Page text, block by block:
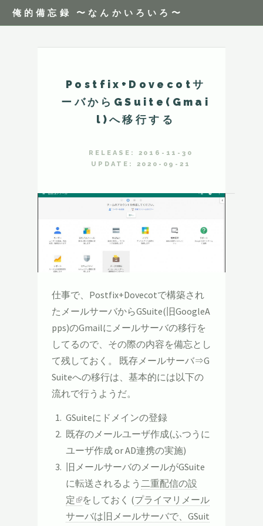
俺的備忘録 〜なんかいろいろ〜
Postfix+Dovecotサ
ーバからGSuite(Gmai
l)へ移行する
RELEASE: 2016-11-30
UPDATE: 2020-09-21
仕事で、Postfix+Dovecotで構築され
たメールサーバからGSuite(旧GoogleA
pps)のGmailにメールサーバの移行を
してるので、その際の内容を備忘とし
て残しておく。 既存メールサーバ⇒G
Suiteへの移行は、基本的には以下の
流れで行うようだ。
GSuiteにドメインの登録
既存のメールユーザ作成(ふつうに
ユーザ作成 or AD連携の実施)
旧メールサーバのメールがGSuite
に転送されるよう 二重配信の設
定
をしておく (プライマリメール
サーバは旧メールサーバで、GSuit